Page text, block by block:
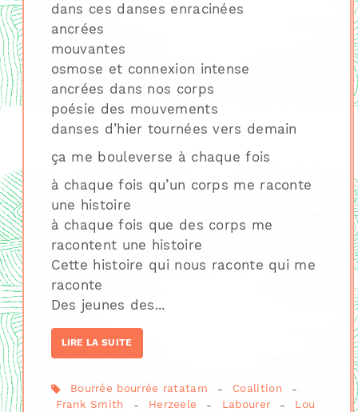
dans ces danses enracinées
ancrées
mouvantes
​osmose et connexion intense
ancrées dans nos corps
poésie des mouvements
danses d’hier tournées vers demain
ça me bouleverse à chaque fois
à chaque fois qu’un corps me raconte
une histoire
à chaque fois que des corps me
racontent une histoire
Cette histoire qui nous raconte qui me
raconte
Des jeunes des...
LIRE LA SUITE
Bourrée bourrée ratatam - Coalition
-
Frank Smith
- Herzeele - Labourer -
Lou